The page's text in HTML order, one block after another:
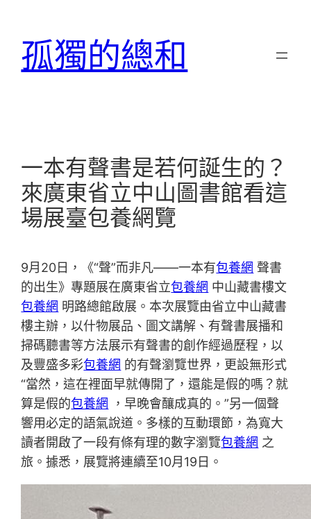
孤獨的總和
一本有聲書是若何誕生的？
來廣東省立中山圖書館看這
場展臺包養網覽
9月20日，《“聲”而非凡——一本有包養網 聲書
的出生》專題展在廣東省立包養網 中山藏書樓文
包養網 明路總館啟展。本次展覽由省立中山藏書
樓主辦，以什物展品、圖文講解、有聲書展播和
掃碼聽書等方法展示有聲書的創作經過歷程，以
及豐盛多彩包養網 的有聲瀏覽世界，更設無形式
“當然，這在裡面早就傳開了，還能是假的嗎？就
算是假的包養網
，早晚會釀成真的。”另一個聲
響用必定的語氣說道。多樣的互動環節，為寬大
讀者開啟了一段有條有理的數字瀏覽包養網 之
旅。據悉，展覽將連續至10月19日。